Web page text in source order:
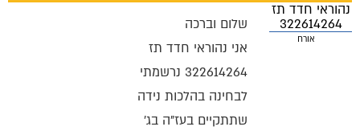
נהוראי חדד תז
322614264
אורח
שלום וברכה
אני נהוראי חדד תז
322614264 נרשמתי
לבחינה בהלכות נידה
שתתקיים בעז"ה בג'